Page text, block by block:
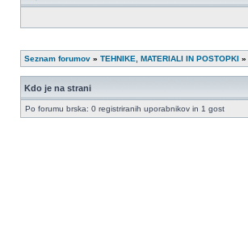
Seznam forumov » TEHNIKE, MATERIALI IN POSTOPKI »
Kdo je na strani
Po forumu brska: 0 registriranih uporabnikov in 1 gost